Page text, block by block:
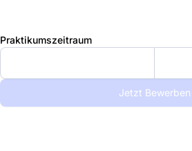
Praktikumszeitraum
Jetzt Bewerben